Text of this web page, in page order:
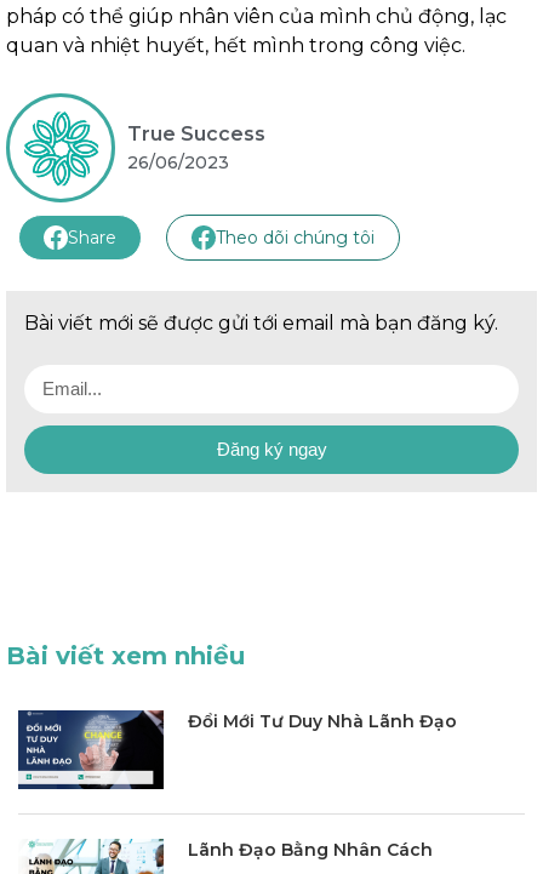
pháp có thể giúp nhân viên của mình chủ động, lạc
quan và nhiệt huyết, hết mình trong công việc.
True Success
26/06/2023
Share Theo dõi chúng tôi
Bài viết mới sẽ được gửi tới email mà bạn đăng ký.
Đăng ký ngay
Bài viết xem nhiều
Đổi Mới Tư Duy Nhà Lãnh Đạo
Lãnh Đạo Bằng Nhân Cách